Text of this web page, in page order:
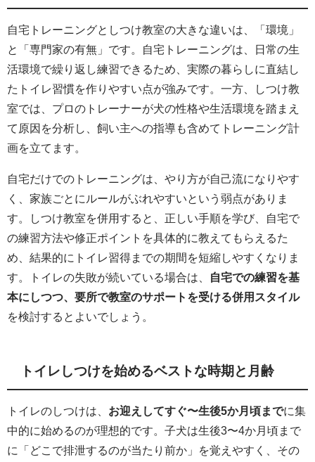
自宅トレーニングとしつけ教室の大きな違いは、「環境」
と「専門家の有無」です。自宅トレーニングは、日常の生
活環境で繰り返し練習できるため、実際の暮らしに直結し
たトイレ習慣を作りやすい点が強みです。一方、しつけ教
室では、プロのトレーナーが犬の性格や生活環境を踏まえ
て原因を分析し、飼い主への指導も含めてトレーニング計
画を立てます。
自宅だけでのトレーニングは、やり方が自己流になりやす
く、家族ごとにルールがぶれやすいという弱点がありま
す。しつけ教室を併用すると、正しい手順を学び、自宅で
の練習方法や修正ポイントを具体的に教えてもらえるた
め、結果的にトイレ習得までの期間を短縮しやすくなりま
す。トイレの失敗が続いている場合は、
自宅での練習を基
本にしつつ、要所で教室のサポートを受ける併用スタイル
を検討するとよいでしょう。
トイレしつけを始めるベストな時期と月齢
トイレのしつけは、 お迎えしてすぐ〜生後5か月頃までに集
中的に始めるのが理想的です。子犬は生後3〜4か月頃まで
に「どこで排泄するのが当たり前か」を覚えやすく、その